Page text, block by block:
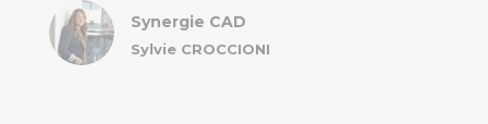
Synergie CAD
Sylvie CROCCIONI